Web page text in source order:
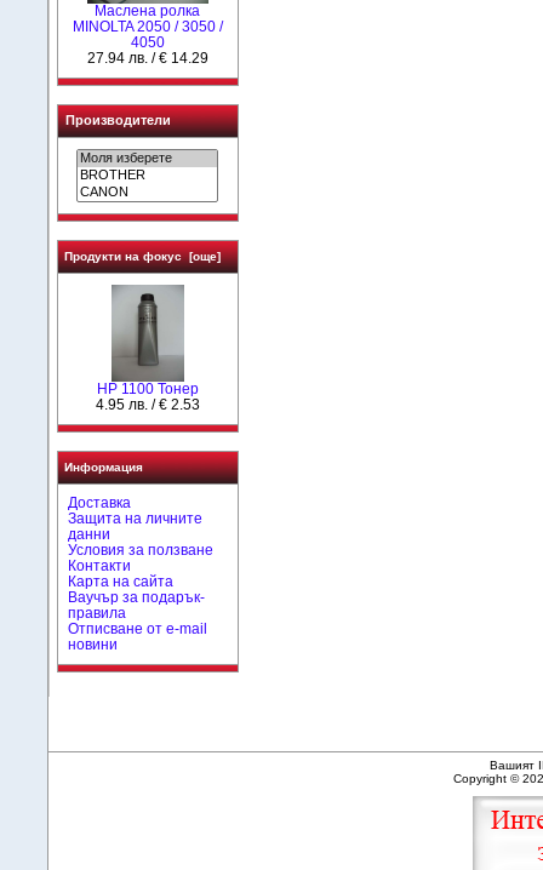
Маслена ролка
MINOLTA 2050 / 3050 /
4050
27.94 лв. / € 14.29
Производители
Продукти на фокус [още]
HP 1100 Тонер
4.95 лв. / € 2.53
Информация
Доставка
Защита на личните
данни
Условия за ползване
Контакти
Карта на сайта
Ваучър за подарък-
правила
Отписване от e-mail
новини
Вашият
Copyright ©